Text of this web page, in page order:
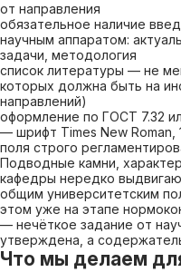
от направления
обязательное наличие
научным аппаратом:
задачи, методология
список литературы — не
которых должна быть на
направлений)
оформление по ГОСТ 7.32
— шрифт Times New Roman,
поля строго
Подводные камни,
кафедры нередко
общим университетским
этом уже на этапе
— нечёткое задание от
утверждена, а
Что мы делаем